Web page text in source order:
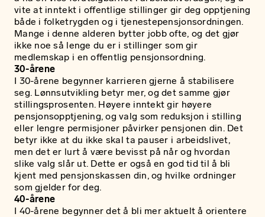
vite at inntekt i offentlige stillinger gir deg opptjening
både i folketrygden og i tjenestepensjonsordningen.
Mange i denne alderen bytter jobb ofte, og det gjør
ikke noe så lenge du er i stillinger som gir
medlemskap i en offentlig pensjonsordning.
30-årene
I 30-årene begynner karrieren gjerne å stabilisere
seg. Lønnsutvikling betyr mer, og det samme gjør
stillingsprosenten. Høyere inntekt gir høyere
pensjonsopptjening, og valg som reduksjon i stilling
eller lengre permisjoner påvirker pensjonen din. Det
betyr ikke at du ikke skal ta pauser i arbeidslivet,
men det er lurt å være bevisst på når og hvordan
slike valg slår ut. Dette er også en god tid til å bli
kjent med pensjonskassen din, og hvilke ordninger
som gjelder for deg.
40-årene
I 40-årene begynner det å bli mer aktuelt å orientere